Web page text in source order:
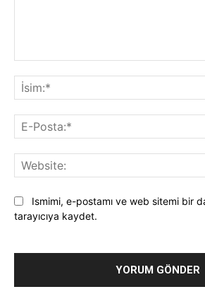
Ismimi, e-postamı ve web sitemi bir
tarayıcıya kaydet.